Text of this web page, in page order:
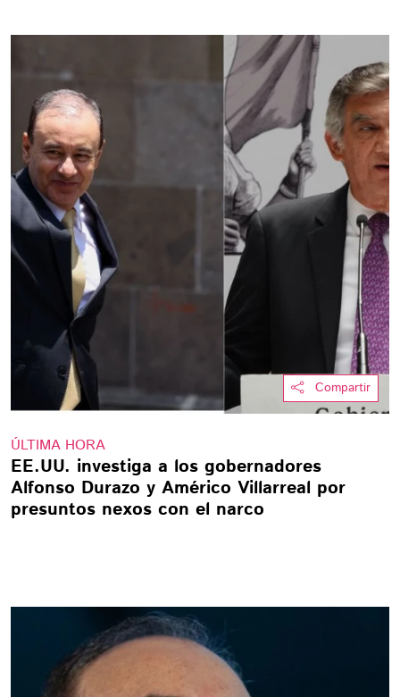
Compartir
ÚLTIMA HORA
EE.UU. investiga a los gobernadores
Alfonso Durazo y Américo Villarreal por
presuntos nexos con el narco